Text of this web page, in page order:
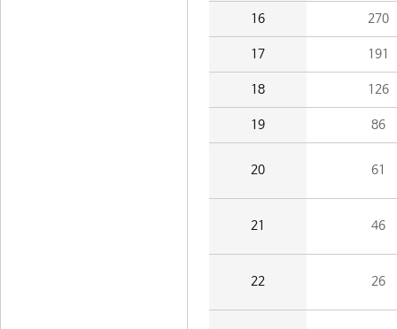
16 270
17 191
18 126
19 86
20 61
21 46
22 26